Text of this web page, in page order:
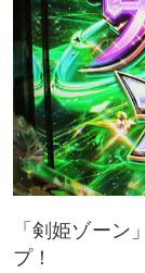
「剣姫ゾーン
プ！